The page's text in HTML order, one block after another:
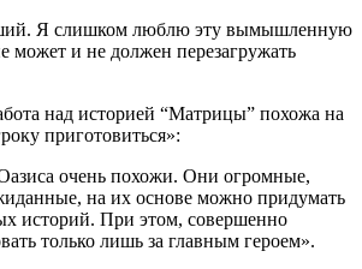
Я слишком люблю эту вымышленную
может и не должен перезагружать
над историей “Матрицы” похожа на
приготовиться»:
очень похожи. Они огромные,
на их основе можно придумать
историй. При этом, совершенно
только лишь за главным героем».